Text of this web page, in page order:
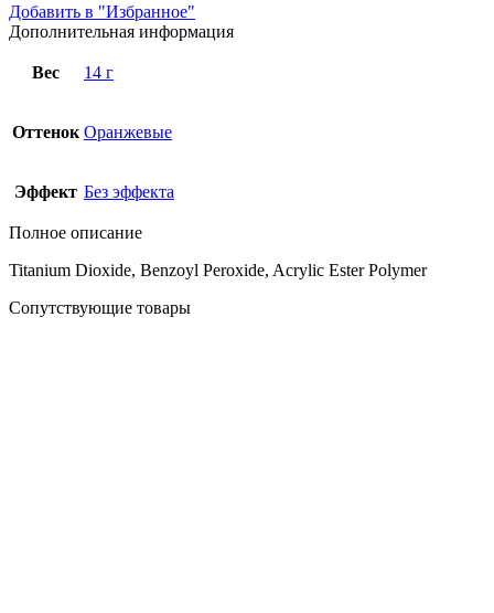
Добавить в "Избранное"
Дополнительная информация
Вес 14 г
Оттенок Оранжевые
Эффект Без эффекта
Полное описание
Titanium Dioxide, Benzoyl Peroxide, Acrylic Ester Polymer
Сопутствующие товары